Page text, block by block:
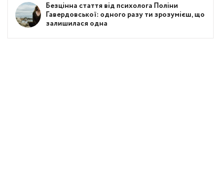
Безцінна стаття від психолога Поліни
Гавердовської: одного разу ти зрозумієш, що
залишилася одна